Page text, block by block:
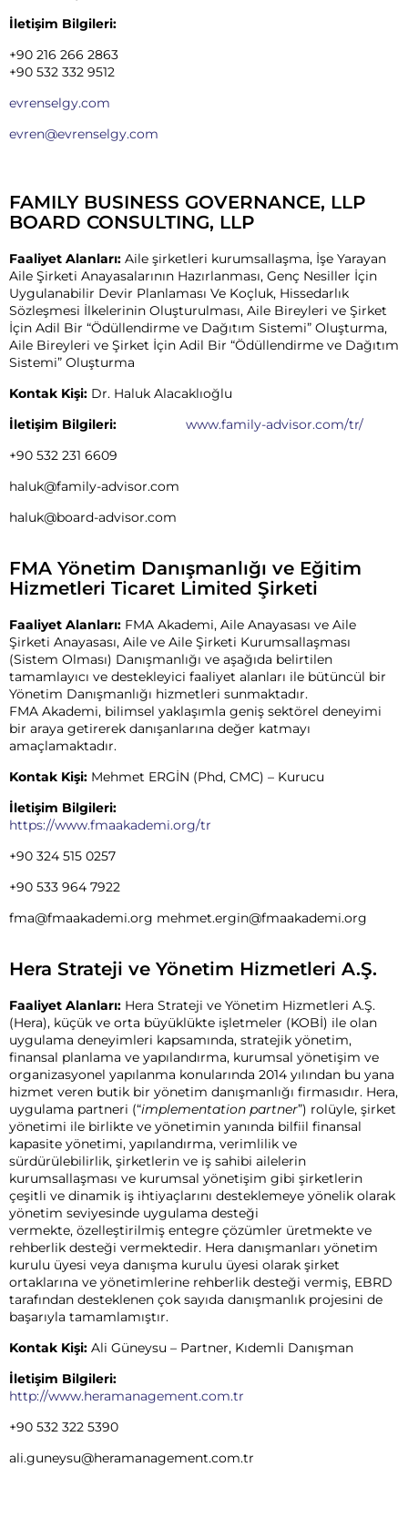
İletişim Bilgileri:
+90 216 266 2863
+90 532 332 9512
evrenselgy.com
evren@evrenselgy.com
FAMILY BUSINESS GOVERNANCE, LLP
BOARD CONSULTING, LLP
Faaliyet Alanları: Aile şirketleri kurumsallaşma, İşe Yarayan
Aile Şirketi Anayasalarının Hazırlanması, Genç Nesiller İçin
Uygulanabilir Devir Planlaması Ve Koçluk, Hissedarlık
Sözleşmesi İlkelerinin Oluşturulması, Aile Bireyleri ve Şirket
İçin Adil Bir “Ödüllendirme ve Dağıtım Sistemi” Oluşturma,
Aile Bireyleri ve Şirket İçin Adil Bir “Ödüllendirme ve Dağıtım
Sistemi” Oluşturma
Kontak Kişi: Dr. Haluk Alacaklıoğlu
İletişim Bilgileri: www.family-advisor.com/tr/
+90 532 231 6609
haluk@family-advisor.com
haluk@board-advisor.com
FMA Yönetim Danışmanlığı ve Eğitim
Hizmetleri Ticaret Limited Şirketi
Faaliyet Alanları: FMA Akademi, Aile Anayasası ve Aile
Şirketi Anayasası, Aile ve Aile Şirketi Kurumsallaşması
(Sistem Olması) Danışmanlığı ve aşağıda belirtilen
tamamlayıcı ve destekleyici faaliyet alanları ile bütüncül bir
Yönetim Danışmanlığı hizmetleri sunmaktadır.
FMA Akademi, bilimsel yaklaşımla geniş sektörel deneyimi
bir araya getirerek danışanlarına değer katmayı
amaçlamaktadır.
Kontak Kişi: Mehmet ERGİN (Phd, CMC) – Kurucu
İletişim Bilgileri:
https://www.fmaakademi.org/tr
+90 324 515 0257
+90 533 964 7922
fma@fmaakademi.org mehmet.ergin@fmaakademi.org
Hera Strateji ve Yönetim Hizmetleri A.Ş.
Faaliyet Alanları: Hera Strateji ve Yönetim Hizmetleri A.Ş.
(Hera), küçük ve orta büyüklükte işletmeler (KOBİ) ile olan
uygulama deneyimleri kapsamında, stratejik yönetim,
finansal planlama ve yapılandırma, kurumsal yönetişim ve
organizasyonel yapılanma konularında 2014 yılından bu yana
hizmet veren butik bir yönetim danışmanlığı firmasıdır. Hera,
uygulama partneri (“implementation partner”) rolüyle, şirket
yönetimi ile birlikte ve yönetimin yanında bilfiil finansal
kapasite yönetimi, yapılandırma, verimlilik ve
sürdürülebilirlik, şirketlerin ve iş sahibi ailelerin
kurumsallaşması ve kurumsal yönetişim gibi şirketlerin
çeşitli ve dinamik iş ihtiyaçlarını desteklemeye yönelik olarak
yönetim seviyesinde uygulama desteği
vermekte, özelleştirilmiş entegre çözümler üretmekte ve
rehberlik desteği vermektedir. Hera danışmanları yönetim
kurulu üyesi veya danışma kurulu üyesi olarak şirket
ortaklarına ve yönetimlerine rehberlik desteği vermiş, EBRD
tarafından desteklenen çok sayıda danışmanlık projesini de
başarıyla tamamlamıştır.
Kontak Kişi: Ali Güneysu – Partner, Kıdemli Danışman
İletişim Bilgileri:
http://www.heramanagement.com.tr
+90 532 322 5390‬‬
ali.guneysu@heramanagement.com.tr